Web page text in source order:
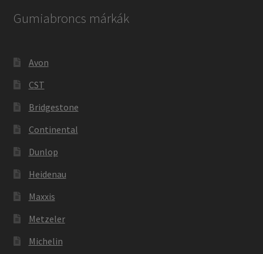
Gumiabroncs márkák
Avon
CST
Bridgestone
Continental
Dunlop
Heidenau
Maxxis
Metzeler
Michelin